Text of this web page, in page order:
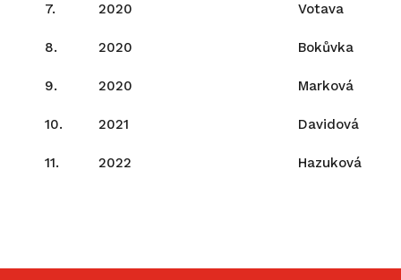
7. 2020 Votava
8. 2020 Bokůvka
9. 2020 Marková
10. 2021 Davidová
11. 2022 Hazuková